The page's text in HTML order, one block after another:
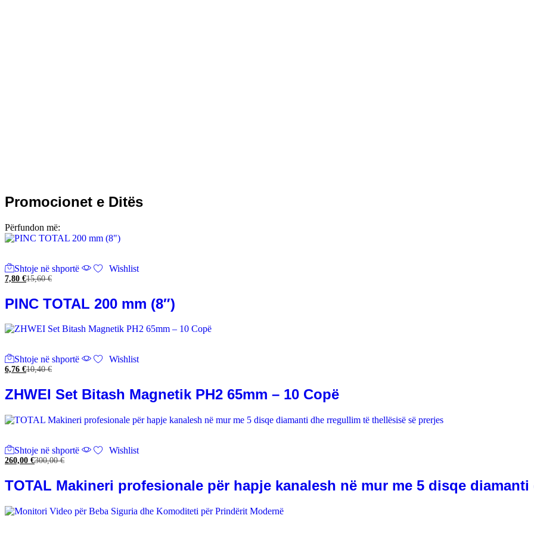
Promocionet e Ditës
Përfundon më:
Shtoje në shportë Wishlist
7,80 €15,60€
PINC TOTAL 200 mm (8″)
Shtoje në shportë Wishlist
6,76 €10,40€
ZHWЕI Set Bitash Magnetik PH2 65mm – 10 Copë
Shtoje në shportë Wishlist
260,00 €300,00€
TOTAL Makineri profesionale për hapje kanalesh në mur me 5 disqe